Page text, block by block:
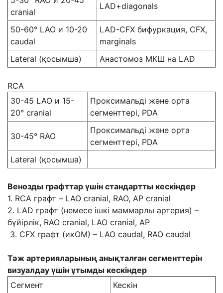
cranial
LAD+diagonals
50-60° LAO и 10-20
caudal
LAD-CFX бифуркация, CFX,
marginals
Lateral (қосымша)
Анастомоз МКШ на LAD
RCA
30-45 LAO и 15-
20° cranial
Проксимальді және орта
сегменттері, PDA
30-45° RAO
Проксимальді және орта
сегменттері, PDA
Lateral (қосымша)
Венозды графттар үшін стандартты кескіндер
1. RCA графт – LAO cranial, RAO, AP cranial
2. LAD графт (немесе ішкі маммарлы артерия) –
бүйірлік, RAO cranial, LAO cranial, AP
3. CFX графт (икОМ) – LAO caudal, RAO caudal
Тәж артерияларының анықталған сегменттерін
визуалдау үшін ұтымды кескіндер
Сегмент
Кескін